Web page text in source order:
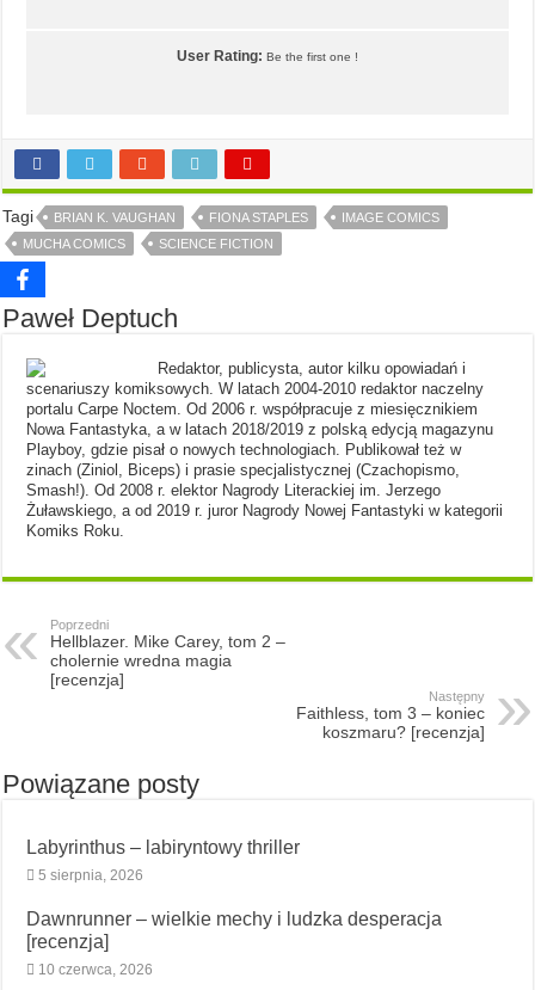
User Rating: Be the first one !
Tagi BRIAN K. VAUGHAN FIONA STAPLES
IMAGE COMICS
MUCHA COMICS
SCIENCE FICTION
Paweł Deptuch
Redaktor, publicysta, autor kilku opowiadań i
scenariuszy komiksowych. W latach 2004-2010 redaktor naczelny
portalu Carpe Noctem. Od 2006 r. współpracuje z miesięcznikiem
Nowa Fantastyka, a w latach 2018/2019 z polską edycją magazynu
Playboy, gdzie pisał o nowych technologiach. Publikował też w
zinach (Ziniol, Biceps) i prasie specjalistycznej (Czachopismo,
Smash!). Od 2008 r. elektor Nagrody Literackiej im. Jerzego
Żuławskiego, a od 2019 r. juror Nagrody Nowej Fantastyki w kategorii
Komiks Roku.
Poprzedni
Hellblazer. Mike Carey, tom 2 –
cholernie wredna magia
[recenzja]
Następny
Faithless, tom 3 – koniec
koszmaru? [recenzja]
Powiązane posty
Labyrinthus – labiryntowy thriller
5 sierpnia, 2026
Dawnrunner – wielkie mechy i ludzka desperacja
[recenzja]
10 czerwca, 2026